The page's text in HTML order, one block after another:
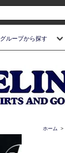
グループから探す
ホーム >